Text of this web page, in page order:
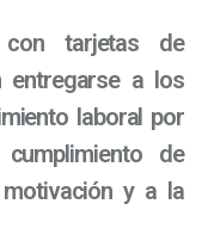
tarjetas de
entregarse a los
laboral por
de
y a la